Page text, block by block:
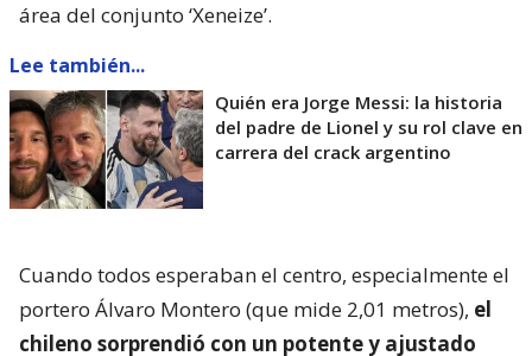
área del conjunto ‘Xeneize’.
Lee también...
Quién era Jorge Messi: la historia
del padre de Lionel y su rol clave en
carrera del crack argentino
Cuando todos esperaban el centro, especialmente el
portero Álvaro Montero (que mide 2,01 metros), el
chileno sorprendió con un potente y ajustado